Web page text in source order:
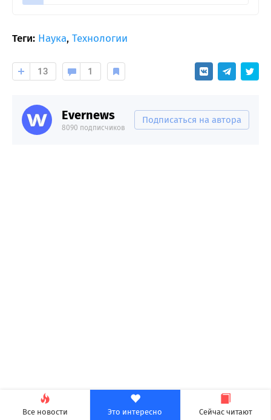
Все новости Это интересно Сейчас читают
Теги: Наука, Технологии
13 1
Evernews
8090 подписчиков
Подписаться на автора